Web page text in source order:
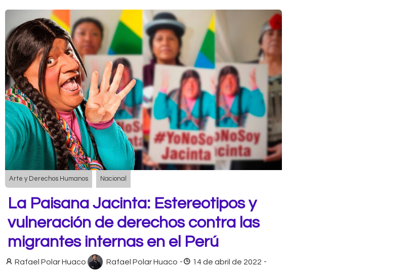
Arte y Derechos Humanos Nacional
La Paisana Jacinta: Estereotipos y
vulneración de derechos contra las
migrantes internas en el Perú
Rafael Polar Huaco Rafael Polar Huaco - 14 de abril de 2022 -